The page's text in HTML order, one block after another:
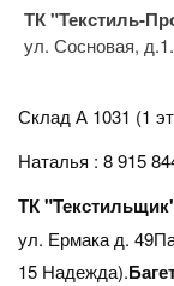
ТК "Текстиль-
ул. Сосновая, д.1.
Склад А 1031 (1
Наталья : 8 915
ТК
ул. Ермака д.
15 Надежда).